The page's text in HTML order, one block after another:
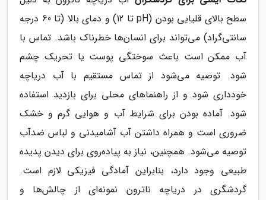
سطح بالای قلیایی بودن (pH تا 12) و دمای بالا (تا 60 درجه
سانتی‌گراد) می‌تواند برای انسان‌ها خطرناک باشد. تماس با
آب ممکن است باعث سوختگی پوست یا تحریک چشم
شود. توصیه می‌شود از تماس مستقیم با آب دریاچه
خودداری شود و از راهنماهای محلی برای بازدید استفاده
شود. آماده بودن برای شرایط آب و هوایی گرم و خشک
ضروری است و همراه داشتن آب آشامیدنی و لباس ضدآب
توصیه می‌شود. همچنین، نیاز به پیاده‌روی برای دیدن پدیده
طبیعی وجود دارد، بنابراین آمادگی فیزیکی لازم است.
گردشگری در دریاچه ناترون نمونه‌ای از چالش‌ها و